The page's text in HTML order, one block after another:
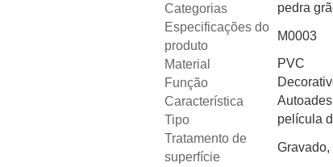
Categorias
pedra
Especificações do
produto
M0003
Material
PVC
Função
Característica
Tipo
película
Tratamento de
superfície
Gravado,